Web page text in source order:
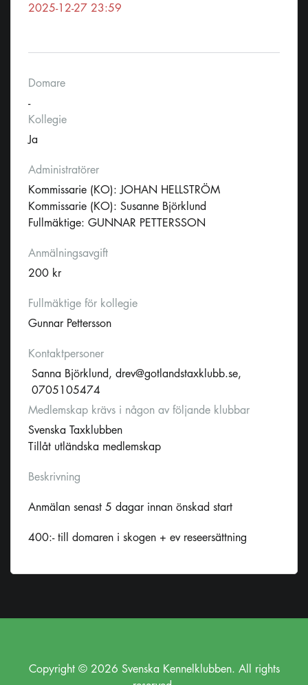
2025-12-27 23:59
Domare
-
Kollegie
Ja
Administratörer
Kommissarie (KO): JOHAN HELLSTRÖM
Kommissarie (KO): Susanne Björklund
Fullmäktige: GUNNAR PETTERSSON
Anmälningsavgift
200 kr
Fullmäktige för kollegie
Gunnar Pettersson
Kontaktpersoner
Sanna Björklund, drev@gotlandstaxklubb.se,
0705105474
Medlemskap krävs i någon av följande klubbar
Svenska Taxklubben
Tillåt utländska medlemskap
Beskrivning
Anmälan senast 5 dagar innan önskad start
400:- till domaren i skogen + ev reseersättning
Copyright © 2026 Svenska Kennelklubben. All rights